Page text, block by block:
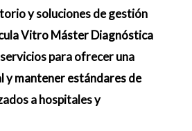
y soluciones de gestión
Vitro Máster Diagnóstica
para ofrecer una
y mantener estándares de
a hospitales y